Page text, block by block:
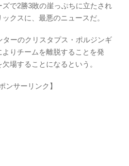
e で2勝3敗の崖っぷちに立たされ
クスに、最悪のニュースだ。
ターのクリスタプス・ポルジンギ
りチームを離脱することを発
場することになるという。
ンサーリンク】